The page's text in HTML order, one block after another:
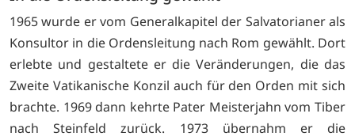
1965 wurde er vom Generalkapitel der Salvatorianer als
Konsultor in die Ordensleitung nach Rom gewählt. Dort
erlebte und gestaltete er die Veränderungen, die das
Zweite Vatikanische Konzil auch für den Orden mit sich
brachte. 1969 dann kehrte Pater Meisterjahn vom Tiber
nach Steinfeld zurück. 1973 übernahm er die